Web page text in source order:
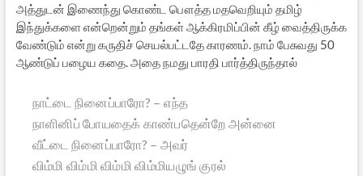
அத்துடன் இணைந்து கொண்ட பௌத்த மதவெறியும் தமிழ்
இந்துக்களை என்றென்றும் தங்கள் ஆக்கிரமிப்பின் கீழ் வைத்திருக்க
வேண்டும் என்று கருதிச் செயல்பட்டதே காரணம். நாம் பேசுவது 50
ஆண்டுப் பழைய கதை. அதை நமது பாரதி பார்த்திருந்தால்
நாட்டை நினைப்பாரோ? – எந்த
நாளினிப் போயதைக் காண்பதென்றே அன்னை
வீட்டை நினைப்பாரோ? – அவர்
விம்மி விம்மி விம்மி விம்மியழுங் குரல்